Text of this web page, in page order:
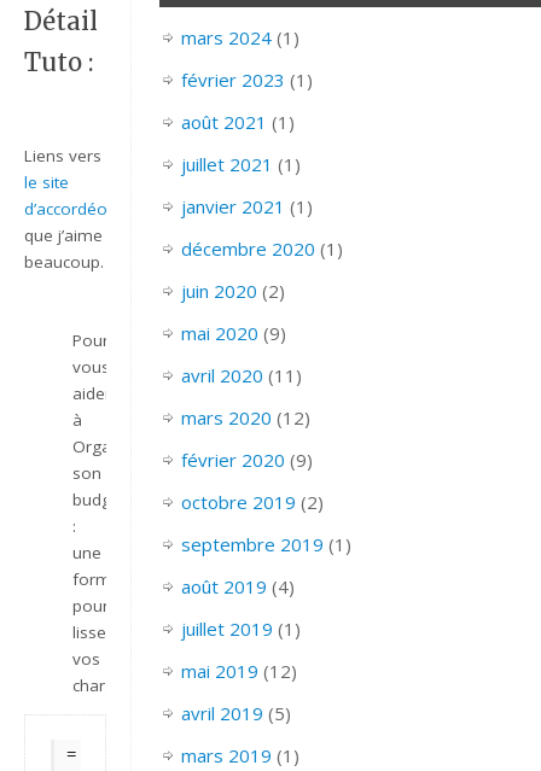
Détail
Tuto :
Liens vers
le site
d’accordéon
que j’aime
beaucoup.
Pour
vous
aider
à
Organiser
son
budget
:
une
formule
pour
lisser
vos
charges
=
mars 2024(1)
février 2023 (1)
août 2021 (1)
juillet 2021 (1)
janvier 2021 (1)
décembre 2020 (1)
juin 2020 (2)
mai 2020 (9)
avril 2020 (11)
mars 2020 (12)
février 2020 (9)
octobre 2019 (2)
septembre 2019 (1)
août 2019 (4)
juillet 2019 (1)
mai 2019 (12)
avril 2019 (5)
mars 2019 (1)